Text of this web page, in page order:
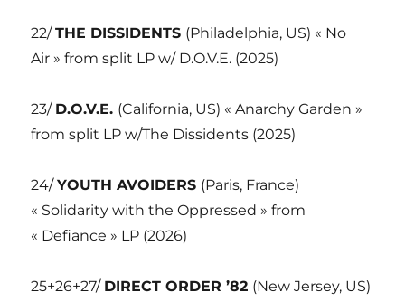
22/THE DISSIDENTS (Philadelphia, US) « No
Air » from split LP w/ D.O.V.E. (2025)
23/ D.O.V.E. (California, US) « Anarchy Garden »
from split LP w/The Dissidents (2025)
24/YOUTH AVOIDERS (Paris, France)
« Solidarity with the Oppressed » from
« Defiance » LP (2026)
25+26+27/ DIRECT ORDER ’82 (New Jersey, US)